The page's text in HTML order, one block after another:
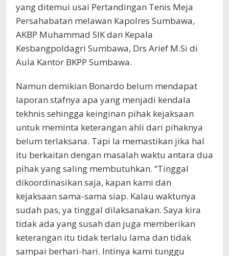
yang ditemui usai Pertandingan Tenis Meja
Persahabatan melawan Kapolres Sumbawa,
AKBP Muhammad SIK dan Kepala
Kesbangpoldagri Sumbawa, Drs Arief M.Si di
Aula Kantor BKPP Sumbawa.
Namun demikian Bonardo belum mendapat
laporan stafnya apa yang menjadi kendala
tekhnis sehingga keinginan pihak kejaksaan
untuk meminta keterangan ahli dari pihaknya
belum terlaksana. Tapi Ia memastikan jika hal
itu berkaitan dengan masalah waktu antara dua
pihak yang saling membutuhkan. “Tinggal
dikoordinasikan saja, kapan kami dan
kejaksaan sama-sama siap. Kalau waktunya
sudah pas, ya tinggal dilaksanakan. Saya kira
tidak ada yang susah dan juga memberikan
keterangan itu tidak terlalu lama dan tidak
sampai berhari-hari. Intinya kami tunggu